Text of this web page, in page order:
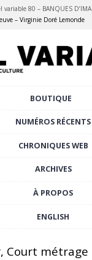
variable 80 – BANQUES
– Virginie Doré Lemonde
BOUTIQUE
NUMÉROS RÉCENTS
CHRONIQUES WEB
ARCHIVES
À PROPOS
ENGLISH
Court métrage